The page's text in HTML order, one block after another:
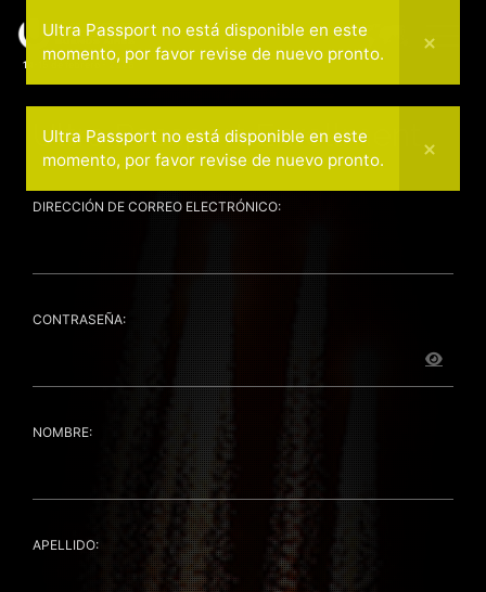
14-15 de febrero - 2026
Ultra Passport Enrollment
DIRECCIÓN DE CORREO ELECTRÓNICO:
CONTRASEÑA:
NOMBRE:
APELLIDO:
Ultra Passport no está disponible en este
momento, por favor revise de nuevo pronto.
Ultra Passport no está disponible en este
momento, por favor revise de nuevo pronto.